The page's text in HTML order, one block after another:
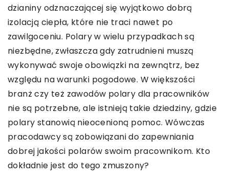
dzianiny odznaczającej się wyjątkowo dobrą
izolacją ciepła, które nie traci nawet po
zawilgoceniu. Polary w wielu przypadkach są
niezbędne, zwłaszcza gdy zatrudnieni muszą
wykonywać swoje obowiązki na zewnątrz, bez
względu na warunki pogodowe. W większości
branż czy też zawodów polary dla pracowników
nie są potrzebne, ale istnieją takie dziedziny, gdzie
polary stanowią nieocenioną pomoc. Wówczas
pracodawcy są zobowiązani do zapewniania
dobrej jakości polarów swoim pracownikom. Kto
dokładnie jest do tego zmuszony?